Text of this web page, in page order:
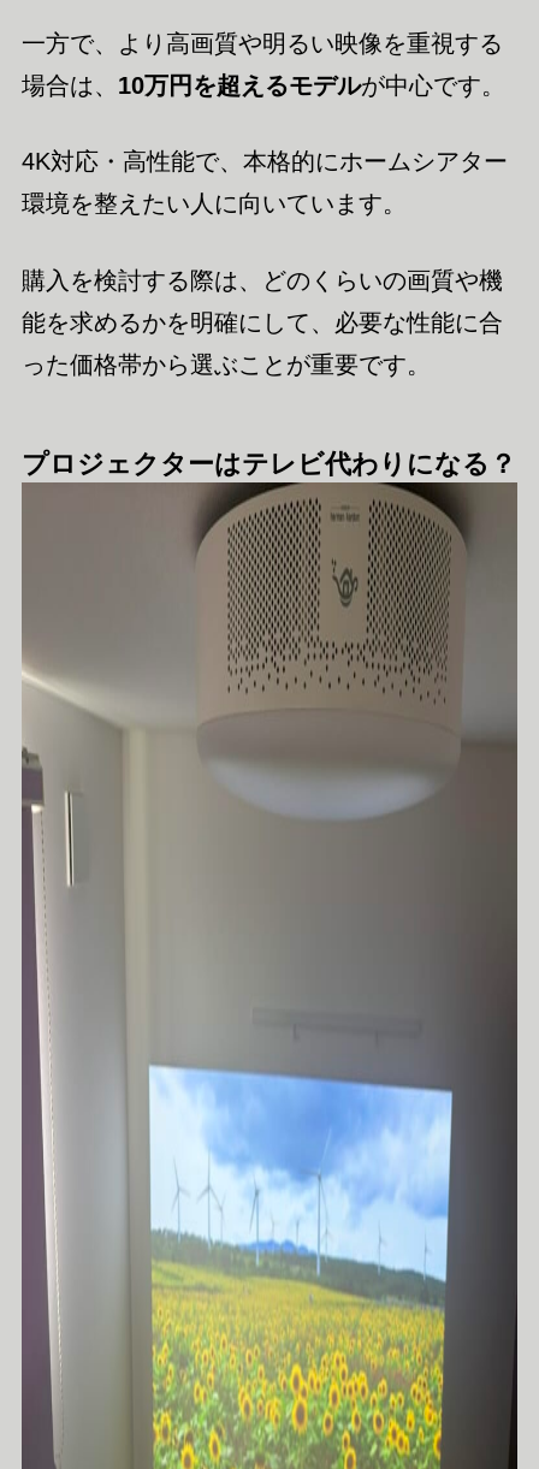
一方で、より高画質や明るい映像を重視する
場合は、 10万円を超えるモデルが中心です。
4K対応・高性能で、本格的にホームシアター
環境を整えたい人に向いています。
購入を検討する際は、どのくらいの画質や機
能を求めるかを明確にして、必要な性能に合
った価格帯から選ぶことが重要です。
プロジェクターはテレビ代わりになる？